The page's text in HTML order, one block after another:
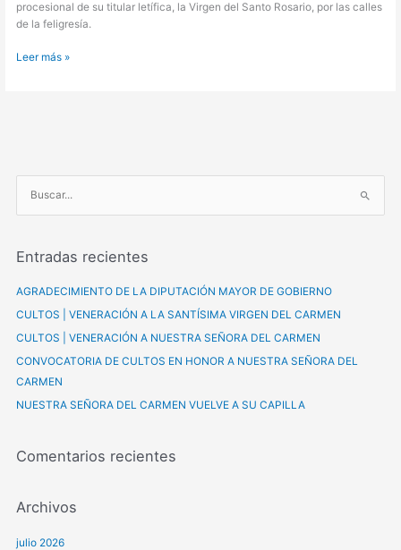
procesional de su titular letífica, la Virgen del Santo Rosario, por las calles
de la feligresía.
Leer más »
u
c
p
o
r
:
Entradas recientes
AGRADECIMIENTO DE LA DIPUTACIÓN MAYOR DE GOBIERNO
CULTOS | VENERACIÓN A LA SANTÍSIMA VIRGEN DEL CARMEN
CULTOS | VENERACIÓN A NUESTRA SEÑORA DEL CARMEN
CONVOCATORIA DE CULTOS EN HONOR A NUESTRA SEÑORA DEL
CARMEN
NUESTRA SEÑORA DEL CARMEN VUELVE A SU CAPILLA
Comentarios recientes
Archivos
julio 2026